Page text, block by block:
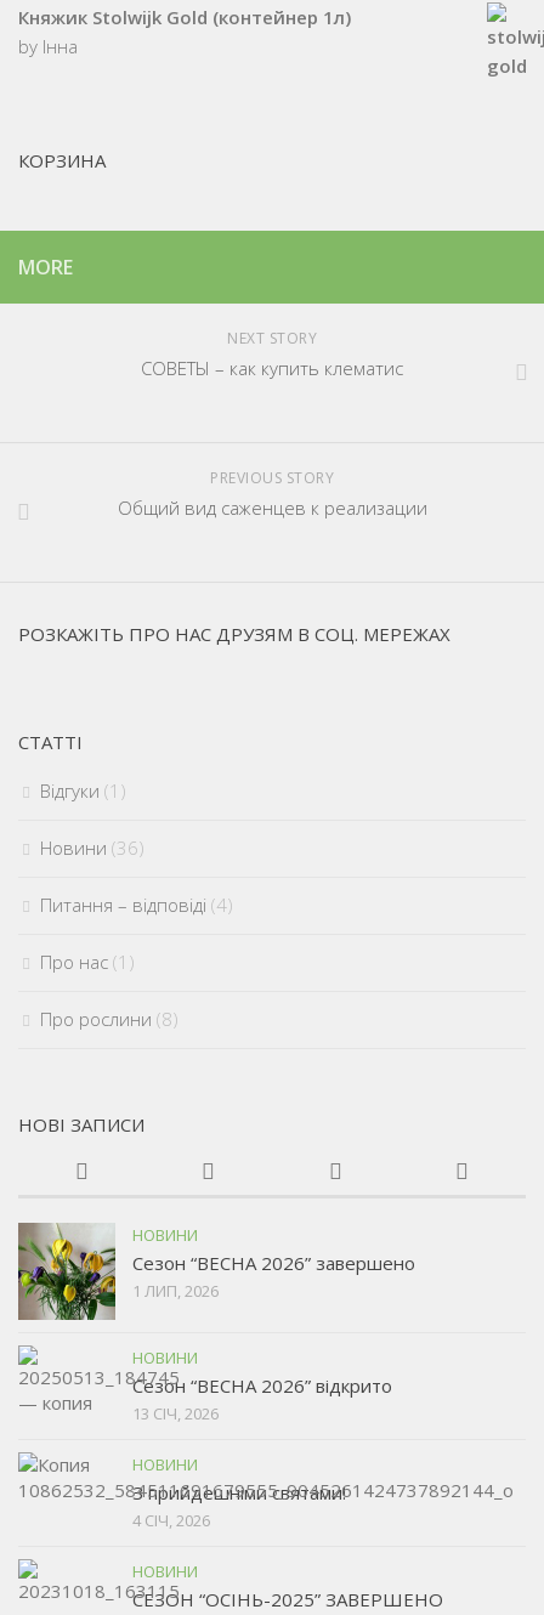
Княжик Stolwijk Gold (контейнер 1л)
by Інна
КОРЗИНА
MORE
NEXT STORY
СОВЕТЫ – как купить клематис
PREVIOUS STORY
Общий вид саженцев к реализации
РОЗКАЖІТЬ ПРО НАС ДРУЗЯМ В СОЦ. МЕРЕЖАХ
СТАТТІ
Відгуки (1)
Новини (36)
Питання – відповіді (4)
Про нас (1)
Про рослини (8)
НОВІ ЗАПИСИ
НОВИНИ
Сезон “ВЕСНА 2026” завершено
1 ЛИП, 2026
НОВИНИ
Сезон “ВЕСНА 2026” відкрито
13 СІЧ, 2026
НОВИНИ
З прийдешніми святами!
4 СІЧ, 2026
НОВИНИ
СЕЗОН “ОСІНЬ-2025” ЗАВЕРШЕНО